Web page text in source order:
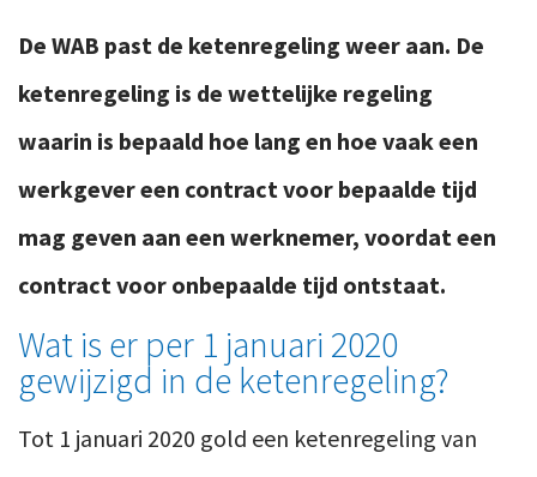
De WAB past de ketenregeling weer aan. De
ketenregeling is de wettelijke regeling
waarin is bepaald hoe lang en hoe vaak een
werkgever een contract voor bepaalde tijd
mag geven aan een werknemer, voordat een
contract voor onbepaalde tijd ontstaat.
Wat is er per 1 januari 2020
gewijzigd in de ketenregeling?
Tot 1 januari 2020 gold een ketenregeling van